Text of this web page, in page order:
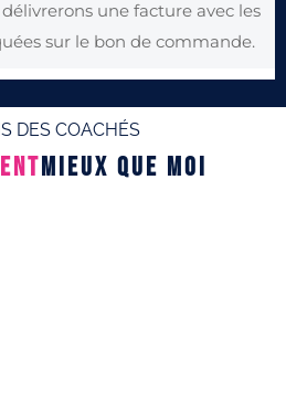
une facture avec les
sur le bon de commande.
DES COACHÉS
MIEUX QUE MOI